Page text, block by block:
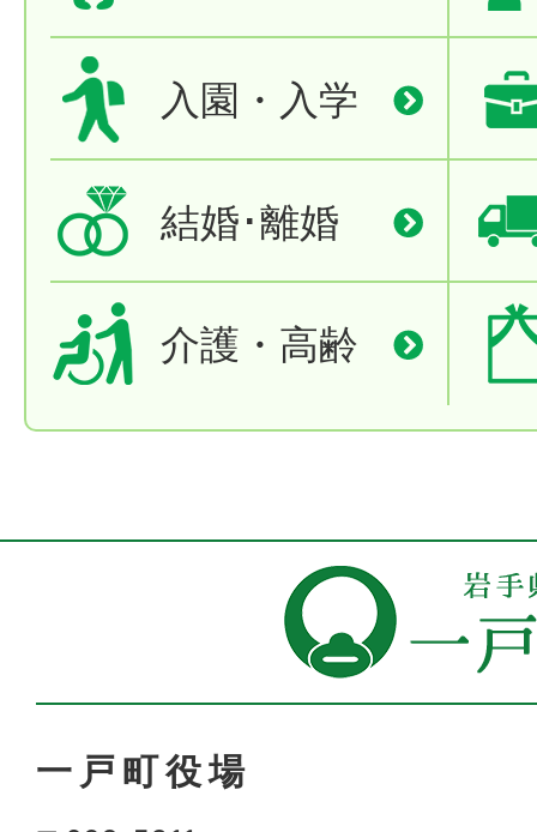
入園・入学
結婚･離婚
介護・高齢
一戸町役場